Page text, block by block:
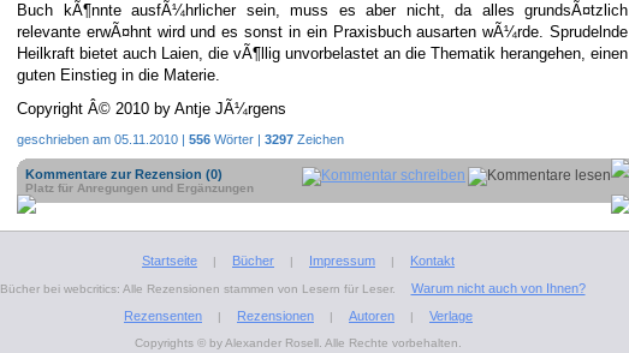
Buch kÃ¶nnte ausfÃ¼hrlicher sein, muss es aber nicht, da alles grundsÃ¤tzlich
relevante erwÃ¤hnt wird und es sonst in ein Praxisbuch ausarten wÃ¼rde. Sprudelnde
Heilkraft bietet auch Laien, die vÃ¶llig unvorbelastet an die Thematik herangehen, einen
guten Einstieg in die Materie.
Copyright Â© 2010 by Antje JÃ¼rgens
geschrieben am 05.11.2010 | 556 Wörter | 3297 Zeichen
Kommentare zur Rezension (0)
Platz für Anregungen und Ergänzungen
Startseite | Bücher | Impressum | Kontakt
Bücher bei webcritics: Alle Rezensionen stammen von Lesern für Leser.
Warum nicht auch von Ihnen?
Rezensenten
| Rezensionen | Autoren | Verlage
Copyrights © by Alexander Rosell. Alle Rechte vorbehalten.